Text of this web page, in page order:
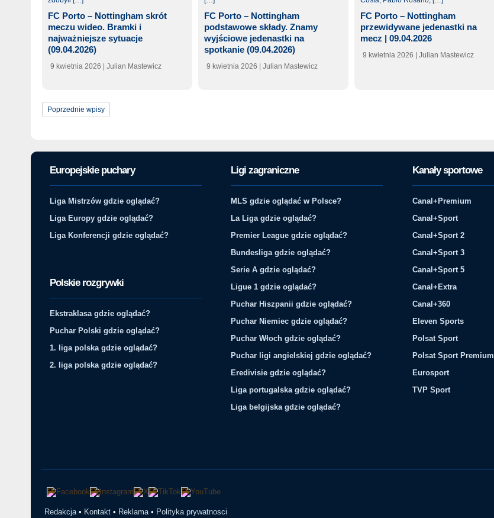
FC Porto – Nottingham skrót
meczu wideo. Bramki i
najważniejsze sytuacje
(09.04.2026)
9 kwietnia 2026 | Julian Mastewicz
FC Porto – Nottingham
podstawowe składy. Znamy
wyjściowe jedenastki na
spotkanie (09.04.2026)
9 kwietnia 2026 | Julian Mastewicz
FC Porto – Nottingham
przewidywane jedenastki na
mecz | 09.04.2026
9 kwietnia 2026 | Julian Mastewicz
Poprzednie wpisy
Europejskie puchary
Liga Mistrzów gdzie oglądać?
Liga Europy gdzie oglądać?
Liga Konferencji gdzie oglądać?
Polskie rozgrywki
Ekstraklasa gdzie oglądać?
Puchar Polski gdzie oglądać?
1. liga polska gdzie oglądać?
2. liga polska gdzie oglądać?
Ligi zagraniczne
MLS gdzie oglądać w Polsce?
La Liga gdzie oglądać?
Premier League gdzie oglądać?
Bundesliga gdzie oglądać?
Serie A gdzie oglądać?
Ligue 1 gdzie oglądać?
Puchar Hiszpanii gdzie oglądać?
Puchar Niemiec gdzie oglądać?
Puchar Włoch gdzie oglądać?
Puchar ligi angielskiej gdzie oglądać?
Eredivisie gdzie oglądać?
Liga portugalska gdzie oglądać?
Liga belgijska gdzie oglądać?
Kanały sportowe
Canal+Premium
Canal+Sport
Canal+Sport 2
Canal+Sport 3
Canal+Sport 5
Canal+Extra
Canal+360
Eleven Sports
Polsat Sport
Polsat Sport Premium
Eurosport
TVP Sport
Redakcja• Kontakt• Reklama• Polityka prywatnosci